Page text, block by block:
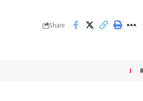
Share